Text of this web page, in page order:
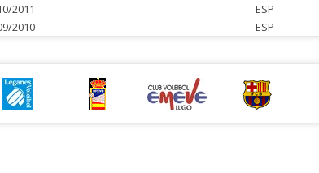
2011
ESP
2010 ESP